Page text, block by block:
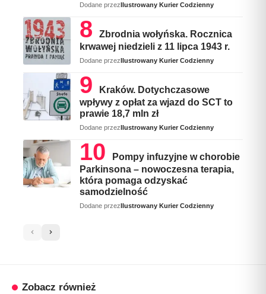
Dodane przezIlustrowany Kurier Codzienny
Zbrodnia wołyńska. Rocznica
krwawej niedzieli z 11 lipca 1943 r.
Dodane przezIlustrowany Kurier Codzienny
Kraków. Dotychczasowe
wpływy z opłat za wjazd do SCT to
prawie 18,7 mln zł
Dodane przezIlustrowany Kurier Codzienny
Pompy infuzyjne w chorobie
Parkinsona – nowoczesna terapia,
która pomaga odzyskać
samodzielność
Dodane przezIlustrowany Kurier Codzienny
Zobacz również